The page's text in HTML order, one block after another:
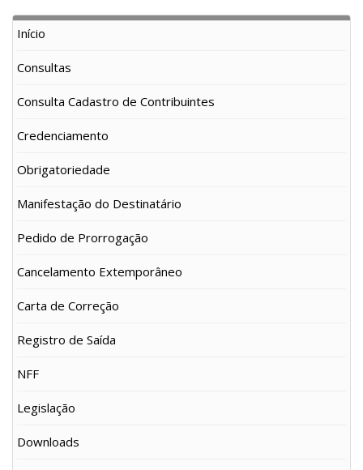
Início
Consultas
Consulta Cadastro de Contribuintes
Credenciamento
Obrigatoriedade
Manifestação do Destinatário
Pedido de Prorrogação
Cancelamento Extemporâneo
Carta de Correção
Registro de Saída
NFF
Legislação
Downloads